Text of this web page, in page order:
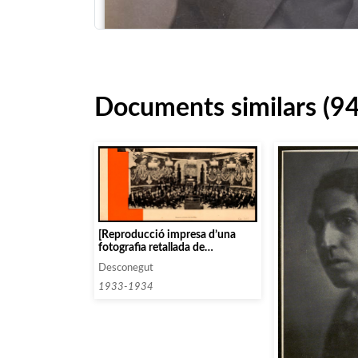
Documents similars
[Reproducció impresa d’una
fotografia retallada de
per ell mateix]
Desconegut
1933-1934